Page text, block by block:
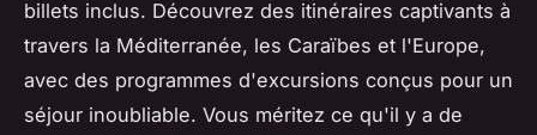
billets inclus. Découvrez des itinéraires captivants à
travers la Méditerranée, les Caraïbes et l'Europe,
avec des programmes d'excursions conçus pour un
séjour inoubliable. Vous méritez ce qu'il y a de